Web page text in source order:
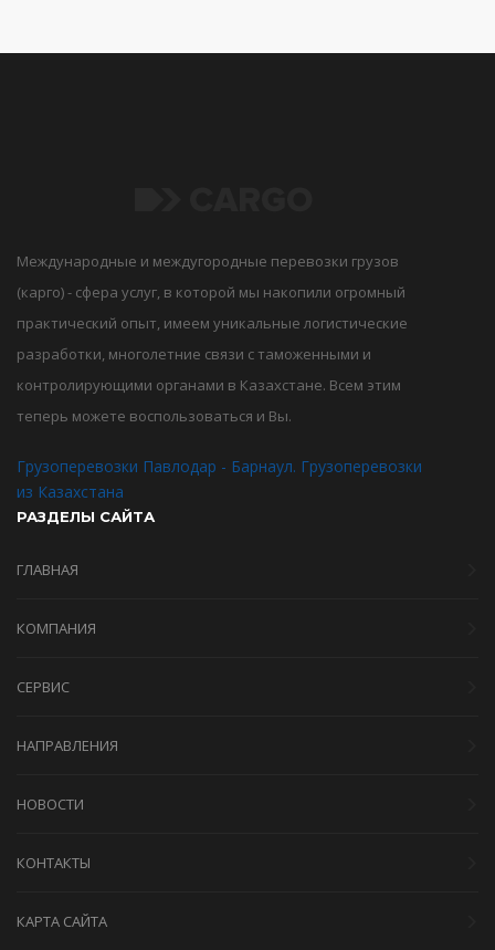
Международные и междугородные перевозки грузов
(карго) - сфера услуг, в которой мы накопили огромный
практический опыт, имеем уникальные логистические
разработки, многолетние связи с таможенными и
контролирующими органами в Казахстане. Всем этим
теперь можете воспользоваться и Вы.
Грузоперевозки Павлодар - Барнаул. Грузоперевозки
из Казахстана
РАЗДЕЛЫ САЙТА
ГЛАВНАЯ
КОМПАНИЯ
СЕРВИС
НАПРАВЛЕНИЯ
НОВОСТИ
КОНТАКТЫ
КАРТА САЙТА